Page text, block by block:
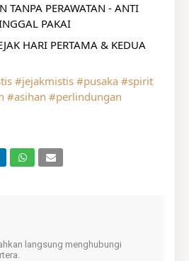
TANPA PERAWATAN - ANTI
PAKAI
HARI PERTAMA & KEDUA
#jejakmistis #pusaka #spirit
#asihan #perlindungan
langsung menghubungi